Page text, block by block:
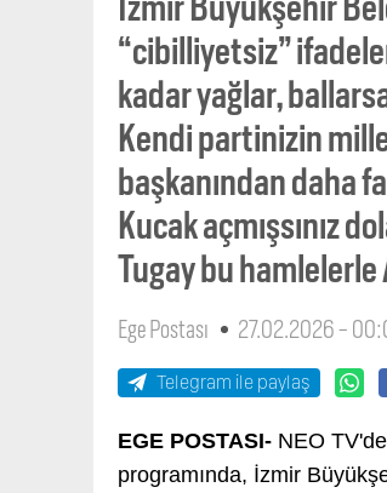
“cibilliyetsiz”
kadar yağlar,
Kendi partinizin
başkanından daha
Kucak açmışsınız
Tugay bu hamlelerle
Ege Postası 27.02.2026 -
Telegram ile paylaş
EGE POSTASI- NEO
programında, İzmir